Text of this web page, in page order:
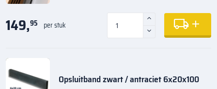
149,95 per stuk
Opsluitband zwart / antraciet 6x20x100